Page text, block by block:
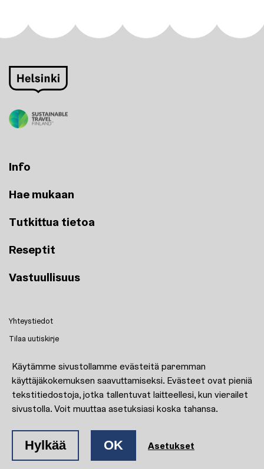
Info
Hae mukaan
Tutkittua tietoa
Reseptit
Vastuullisuus
Yhteystiedot
Tilaa uutiskirje
Kulttuuri kasvattaa!
Evästeasetukset
FacebookInstagram
Käytämme sivustollamme evästeitä paremman
käyttäjäkokemuksen saavuttamiseksi. Evästeet ovat pieniä
tekstitiedostoja, jotka tallentuvat laitteellesi, kun vierailet
sivustolla. Voit muuttaa asetuksiasi koska tahansa.
Asetukset
Hylkää OK